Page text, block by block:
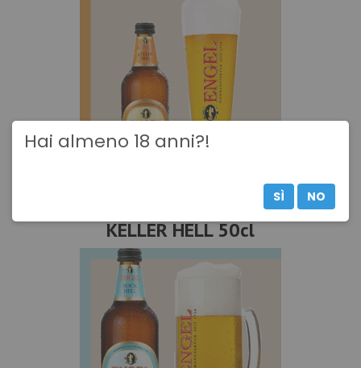
CARTONE x 12 BOTTIGLIE ENGEL
KELLER HELL 50cl
Hai almeno 18 anni?!
SÌ NO